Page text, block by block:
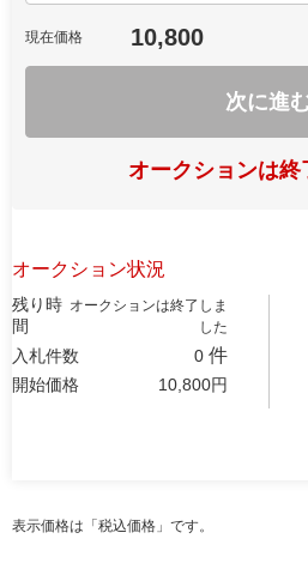
現在価格 10,800
次に進
オークションは終
オークション状況
残り時
間
オークションは終了しま
した
入札件数 0 件
開始価格 10,800円
表示価格は「税込価格」です。